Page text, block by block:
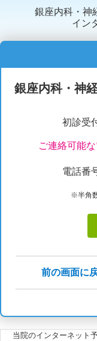
銀座内科・神
イン
銀座内科・神
初診受
ご連絡可能
電話番
※半角
前の画面に
当院のインターネット